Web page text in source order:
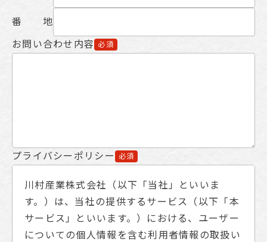
番 地
お問い合わせ内容 必須
プライバシーポリシー 必須
川村産業株式会社（以下「当社」といいま
す。）は、当社の提供するサービス（以下「本
サービス」といいます。）における、ユーザー
についての個人情報を含む利用者情報の取扱い